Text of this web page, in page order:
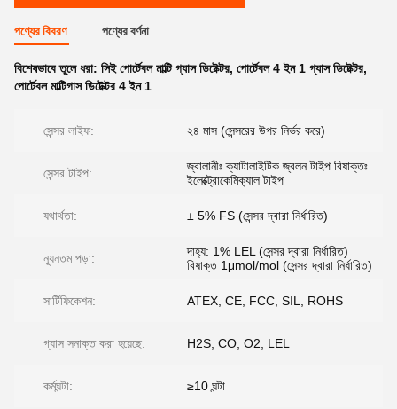
পণ্যের বিবরণ পণ্যের বর্ণনা
বিশেষভাবে তুলে ধরা: সিই পোর্টেবল মাল্টি গ্যাস ডিটেক্টর, পোর্টেবল 4 ইন 1 গ্যাস ডিটেক্টর,
পোর্টেবল মাল্টিগাস ডিটেক্টর 4 ইন 1
সেন্সর লাইফ: ২৪ মাস (সেন্সরের উপর নির্ভর করে)
সেন্সর টাইপ:
জ্বালানীঃ ক্যাটালাইটিক জ্বলন টাইপ বিষাক্তঃ
ইলেক্ট্রোকেমিক্যাল টাইপ
যথার্থতা: ± 5% FS (সেন্সর দ্বারা নির্ধারিত)
ন্যূনতম পড়া:
দাহ্য: 1% LEL (সেন্সর দ্বারা নির্ধারিত)
বিষাক্ত 1μmol/mol (সেন্সর দ্বারা নির্ধারিত)
সার্টিফিকেশন: ATEX, CE, FCC, SIL, ROHS
গ্যাস সনাক্ত করা হয়েছে: H2S, CO, O2, LEL
কর্মঘন্টা: ≥10 ঘন্টা